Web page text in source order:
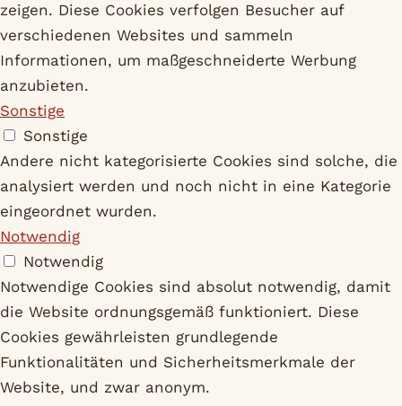
zeigen. Diese Cookies verfolgen Besucher auf
verschiedenen Websites und sammeln
Informationen, um maßgeschneiderte Werbung
anzubieten.
Sonstige
Sonstige
Andere nicht kategorisierte Cookies sind solche, die
analysiert werden und noch nicht in eine Kategorie
eingeordnet wurden.
Notwendig
Notwendig
Notwendige Cookies sind absolut notwendig, damit
die Website ordnungsgemäß funktioniert. Diese
Cookies gewährleisten grundlegende
Funktionalitäten und Sicherheitsmerkmale der
Website, und zwar anonym.